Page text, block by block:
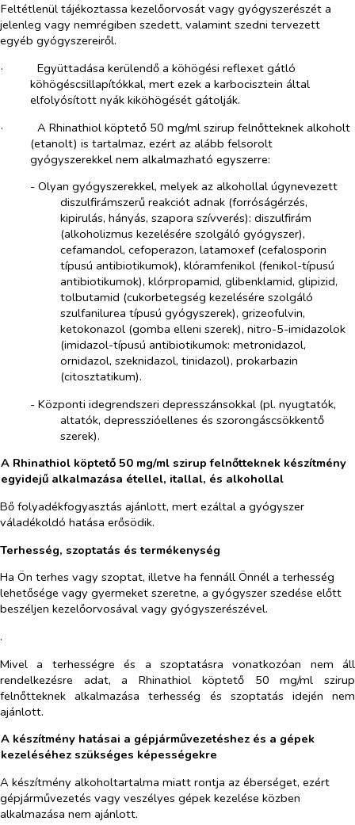
Feltétlenül tájékoztassa kezelőorvosát vagy gyógyszerészét a
jelenleg vagy nemrégiben szedett, valamint szedni tervezett
egyéb gyógyszereiről.
·​
Együttadása kerülendő a köhögési reflexet gátló
köhögéscsillapítókkal, mert ezek a karbocisztein által
elfolyósított nyák kiköhögését gátolják.
·​
A Rhinathiol köptető 50 mg/ml szirup felnőtteknekalkoholt
(etanolt) is tartalmaz, ezért az alább felsorolt
gyógyszerekkel nem alkalmazható egyszerre:
-​ Olyan gyógyszerekkel, melyek az alkohollal úgynevezett
diszulfirámszerű reakciót adnak (forróságérzés,
kipirulás, hányás, szapora szívverés): diszulfirám
(alkoholizmus kezelésére szolgáló gyógyszer),
cefamandol, cefoperazon, latamoxef (cefalosporin
típusú antibiotikumok), klóramfenikol (fenikol-típusú
antibiotikumok), klórpropamid, glibenklamid, glipizid,
tolbutamid (cukorbetegség kezelésére szolgáló
szulfanilurea típusú gyógyszerek), grizeofulvin,
ketokonazol (gomba elleni szerek), nitro-5-imidazolok
(imidazol-típusú antibiotikumok: metronidazol,
ornidazol, szeknidazol, tinidazol), prokarbazin
(citosztatikum).
-​ Központi idegrendszeri depresszánsokkal (pl. nyugtatók,
altatók, depresszióellenes és szorongáscsökkentő
szerek).
A Rhinathiol köptető 50 mg/ml szirup felnőtteknek készítmény
egyidejű alkalmazása étellel, itallal, és alkohollal
Bő folyadékfogyasztás ajánlott, mert ezáltal a gyógyszer
váladékoldó hatása erősödik.
Terhesség, szoptatás és termékenység
Ha Ön terhes vagy szoptat, illetve ha fennáll Önnél a terhesség
lehetősége vagy gyermeket szeretne, a gyógyszer szedése előtt
beszéljen kezelőorvosával vagy gyógyszerészével.
.
Mivel a terhességre és a szoptatásra vonatkozóan nem áll
rendelkezésre adat, a Rhinathiol köptető 50 mg/ml szirup
felnőtteknek alkalmazása terhesség és szoptatás idején nem
ajánlott.
A készítmény hatásai a gépjárművezetéshez és a gépek
kezeléséhez szükséges képességekre
A készítmény alkoholtartalma miatt rontja az éberséget, ezért
gépjárművezetés vagy veszélyes gépek kezelése közben
alkalmazása nem ajánlott.